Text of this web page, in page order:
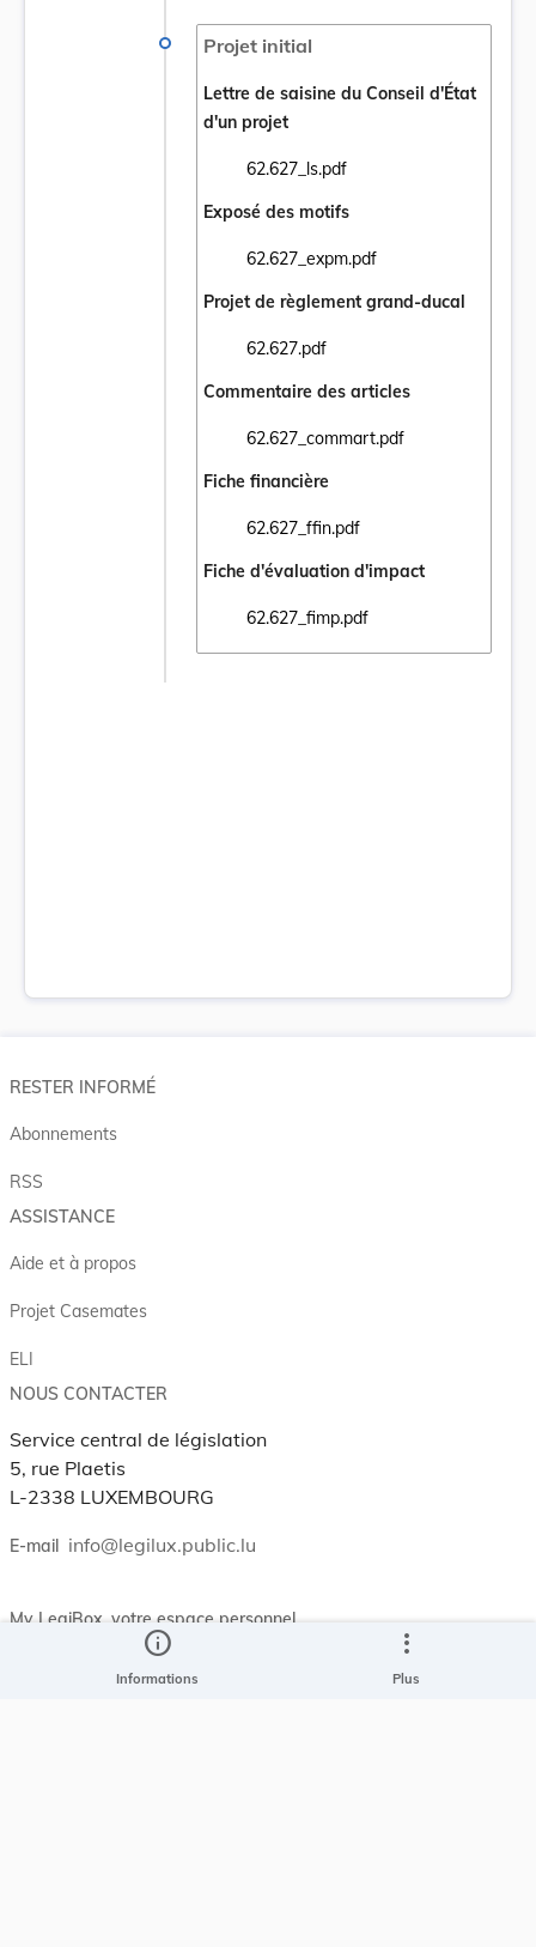
Projet initial
Lettre de saisine du Conseil d'État
d'un projet
62.627_ls.pdf
Ouvrir le document 62.627_ls.pdf dans un
Exposé des motifs
62.627_expm.pdf
Ouvrir le document 62.627_expm.pdf
Projet de règlement grand-ducal
62.627.pdf
Ouvrir le document 62.627.pdf dans un
Commentaire des articles
62.627_commart.pdf
Ouvrir le document 62.627_commart.pdf
Fiche financière
62.627_ffin.pdf
Ouvrir le document 62.627_ffin.pdf dans
Fiche d'évaluation d'impact
62.627_fimp.pdf
Ouvrir le document 62.627_fimp.pdf dans
info
Informations
more_vert
Plus
RESTER INFORMÉ
Abonnements
RSS
ASSISTANCE
Aide et à propos
Projet Casemates
ELI
NOUS CONTACTER
Service central de législation
5, rue Plaetis
L-2338 LUXEMBOURG
E-mail info@legilux.public.lu
My LegiBox , votre espace personnel.